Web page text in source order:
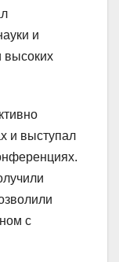
и
высоких
и выступал
с